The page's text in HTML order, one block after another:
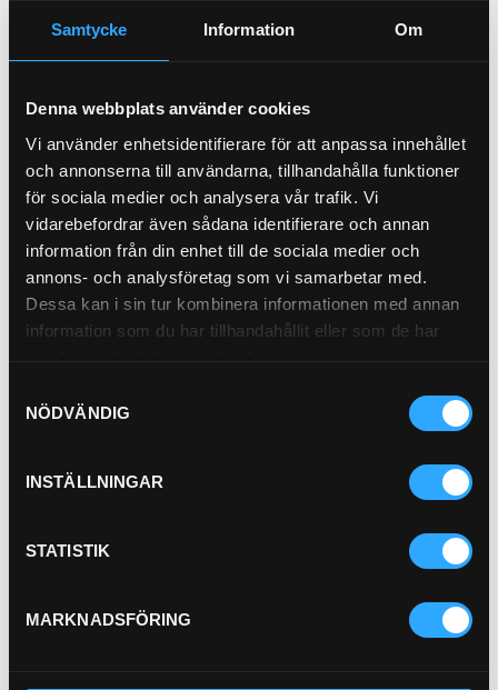
Samtycke Information Om
Denna webbplats använder cookies
Vi använder enhetsidentifierare för att anpassa innehållet
och annonserna till användarna, tillhandahålla funktioner
för sociala medier och analysera vår trafik. Vi
vidarebefordrar även sådana identifierare och annan
information från din enhet till de sociala medier och
annons- och analysföretag som vi samarbetar med.
Dessa kan i sin tur kombinera informationen med annan
information som du har tillhandahållit eller som de har
NÖDVÄNDIG
INSTÄLLNINGAR
STATISTIK
MARKNADSFÖRING
Media Type
Cellulose
P-NIPPEL BSP (3/8)
Pris exkl. 36.90
Köp
P-NIPPEL BSP (1/2)
Pris exkl.
Köp